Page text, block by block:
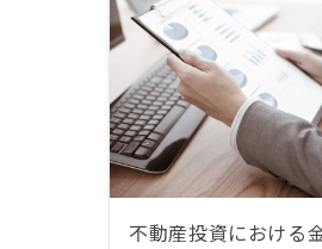
不動産投資における